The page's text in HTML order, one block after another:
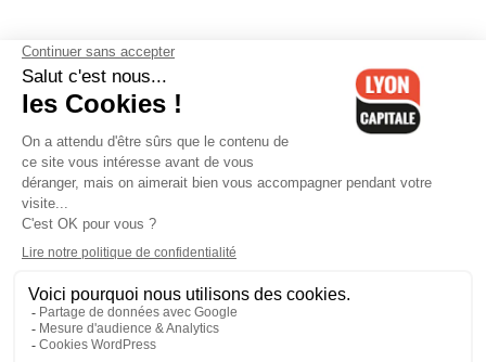
Contactez-nous-Mentions légales-CGV-Politique de
confidentialité-Gestion des cookies